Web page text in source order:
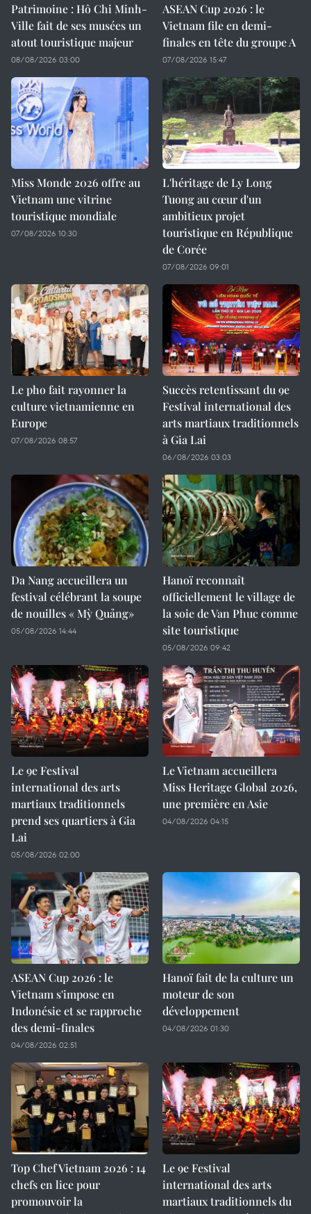
Patrimoine : Hô Chi Minh-
Ville fait de ses musées un
atout touristique majeur
08/08/2026 03:00
ASEAN Cup 2026 : le
Vietnam file en demi-
finales en tête du groupe A
07/08/2026 15:47
Miss Monde 2026 offre au
Vietnam une vitrine
touristique mondiale
07/08/2026 10:30
L'héritage de Ly Long
Tuong au cœur d'un
ambitieux projet
touristique en République
de Corée
07/08/2026 09:01
Le pho fait rayonner la
culture vietnamienne en
Europe
07/08/2026 08:57
Succès retentissant du 9e
Festival international des
arts martiaux traditionnels
à Gia Lai
06/08/2026 03:03
Da Nang accueillera un
festival célébrant la soupe
de nouilles « Mỳ Quảng»
05/08/2026 14:44
Hanoï reconnaît
officiellement le village de
la soie de Van Phuc comme
site touristique
05/08/2026 09:42
Le 9e Festival
international des arts
martiaux traditionnels
prend ses quartiers à Gia
Lai
05/08/2026 02:00
Le Vietnam accueillera
Miss Heritage Global 2026,
une première en Asie
04/08/2026 04:15
ASEAN Cup 2026 : le
Vietnam s'impose en
Indonésie et se rapproche
des demi-finales
04/08/2026 02:51
Hanoï fait de la culture un
moteur de son
développement
04/08/2026 01:30
Top Chef Vietnam 2026 : 14
chefs en lice pour
promouvoir la
Le 9e Festival
international des arts
martiaux traditionnels du